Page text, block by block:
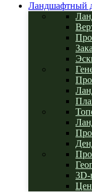
Ландшафтный
3D-